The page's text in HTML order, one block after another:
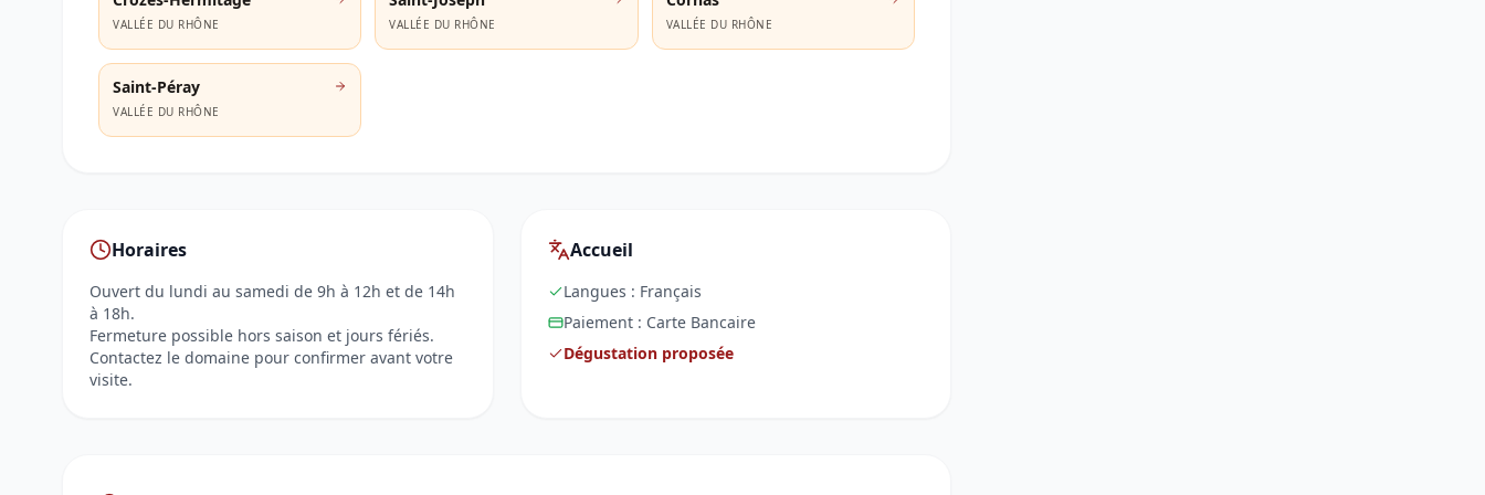
VALLÉE DU RHÔNE VALLÉE DU RHÔNE VALLÉE DU RHÔNE
Saint-Péray
VALLÉE DU RHÔNE
Horaires
Ouvert du lundi au samedi de 9h à 12h et de 14h
à 18h.
Fermeture possible hors saison et jours fériés.
Contactez le domaine pour confirmer avant votre
visite.
Accueil
Langues : Français
Paiement : Carte Bancaire
Dégustation proposée